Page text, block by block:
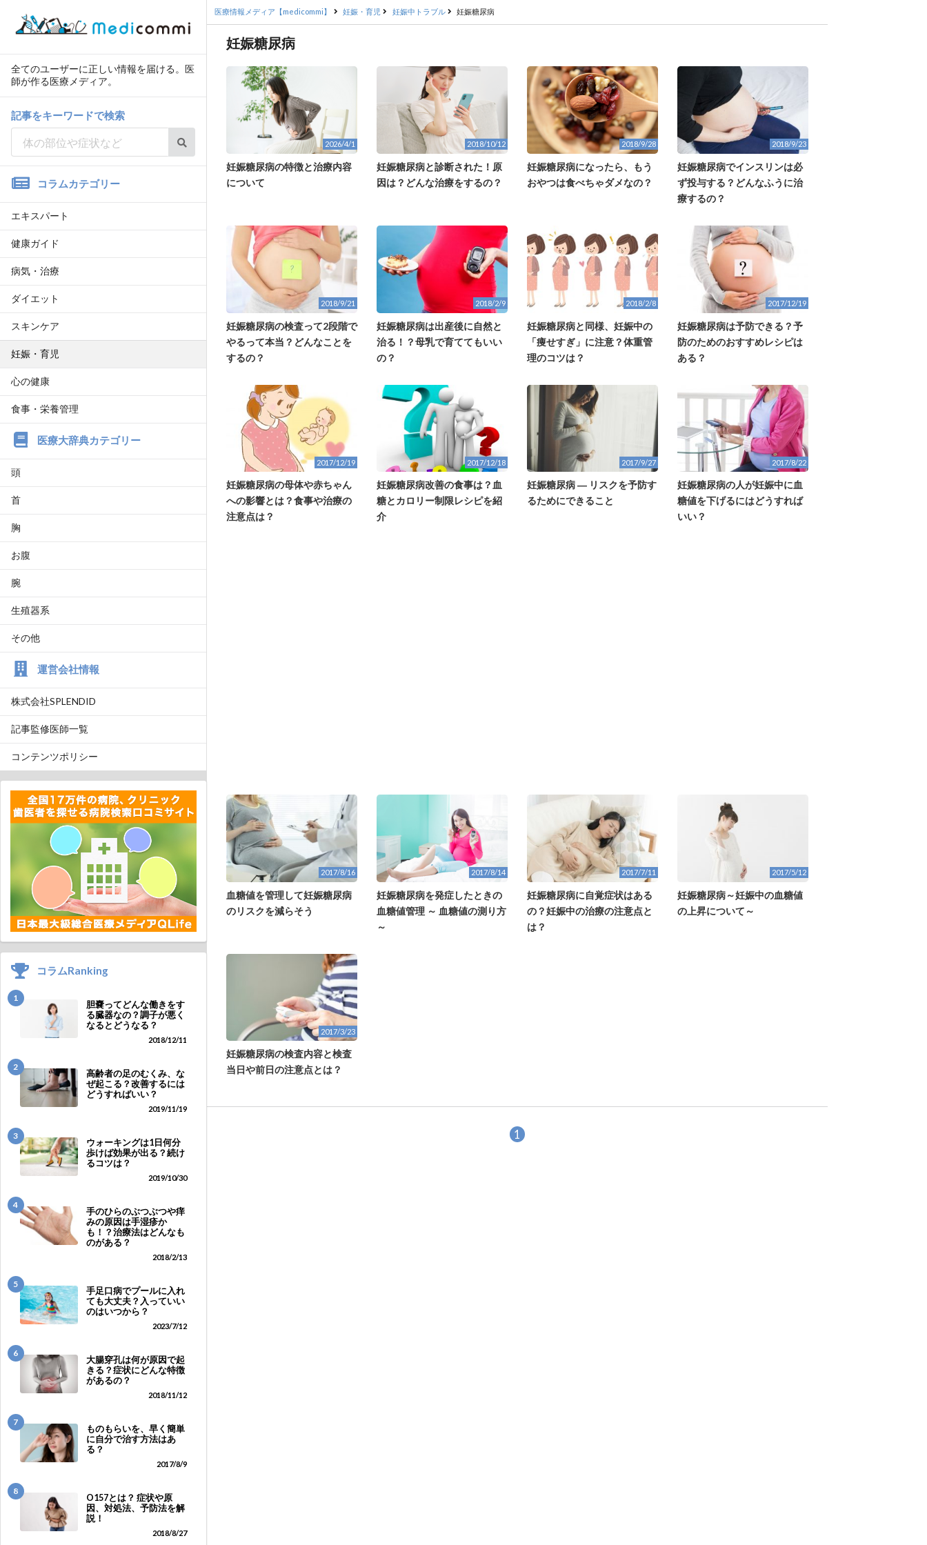
全てのユーザーに正しい情報を届ける。医
師が作る医療メディア。
記事をキーワードで検索
コラムカテゴリー
エキスパート
健康ガイド
病気・治療
ダイエット
スキンケア
妊娠・育児
心の健康
食事・栄養管理
医療大辞典カテゴリー
頭
首
胸
お腹
腕
生殖器系
その他
運営会社情報
株式会社SPLENDID
記事監修医師一覧
コンテンツポリシー
コラムRanking
1
胆嚢ってどんな働きをす
る臓器なの？調子が悪く
なるとどうなる？
2018/12/11
2
高齢者の足のむくみ、な
ぜ起こる？改善するには
どうすればいい？
2019/11/19
3
ウォーキングは1日何分
歩けば効果が出る？続け
るコツは？
2019/10/30
4
手のひらのぶつぶつや痒
みの原因は手湿疹か
も！？治療法はどんなも
のがある？
2018/2/13
5
手足口病でプールに入れ
ても大丈夫？入っていい
のはいつから？
2023/7/12
6
大腸穿孔は何が原因で起
きる？症状にどんな特徴
があるの？
2018/11/12
7
ものもらいを、早く簡単
に自分で治す方法はあ
る？
2017/8/9
8
O157とは？ 症状や原
因、対処法、予防法を解
説！
2018/8/27
医療情報メディア【medicommi】 妊娠・育児 妊娠中トラブル 妊娠糖尿病
妊娠糖尿病
2026/4/1
妊娠糖尿病の特徴と治療内容
について
2018/10/12
妊娠糖尿病と診断された！原
因は？どんな治療をするの？
2018/9/28
妊娠糖尿病になったら、もう
おやつは食べちゃダメなの？
2018/9/23
妊娠糖尿病でインスリンは必
ず投与する？どんなふうに治
療するの？
2018/9/21
妊娠糖尿病の検査って2段階で
やるって本当？どんなことを
するの？
2018/2/9
妊娠糖尿病は出産後に自然と
治る！？母乳で育ててもいい
の？
2018/2/8
妊娠糖尿病と同様、妊娠中の
「痩せすぎ」に注意？体重管
理のコツは？
2017/12/19
妊娠糖尿病は予防できる？予
防のためのおすすめレシピは
ある？
2017/12/19
妊娠糖尿病の母体や赤ちゃん
への影響とは？食事や治療の
注意点は？
2017/12/18
妊娠糖尿病改善の食事は？血
糖とカロリー制限レシピを紹
介
2017/9/27
妊娠糖尿病 ― リスクを予防す
るためにできること
2017/8/22
妊娠糖尿病の人が妊娠中に血
糖値を下げるにはどうすれば
いい？
2017/8/16
血糖値を管理して妊娠糖尿病
のリスクを減らそう
2017/8/14
妊娠糖尿病を発症したときの
血糖値管理 ～ 血糖値の測り方
～
2017/7/11
妊娠糖尿病に自覚症状はある
の？妊娠中の治療の注意点と
は？
2017/5/12
妊娠糖尿病～妊娠中の血糖値
の上昇について～
2017/3/23
妊娠糖尿病の検査内容と検査
当日や前日の注意点とは？
1